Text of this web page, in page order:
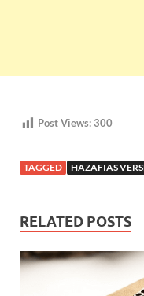
Post Views:300
TAGGED HAZAFIAS
RELATED POSTS